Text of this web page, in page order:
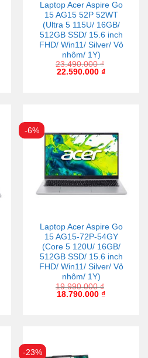
Laptop Acer Aspire Go
15 AG15 52P 52WT
(Ultra 5 115U/ 16GB/
512GB SSD/ 15.6 inch
FHD/ Win11/ Silver/ Vỏ
nhôm/ 1Y)
23.490.000₫
22.590.000 ₫
-6%
Laptop Acer Aspire Go
15 AG15-72P-54GY
(Core 5 120U/ 16GB/
512GB SSD/ 15.6 inch
FHD/ Win11/ Silver/ Vỏ
nhôm/ 1Y)
19.990.000₫
18.790.000 ₫
-23%